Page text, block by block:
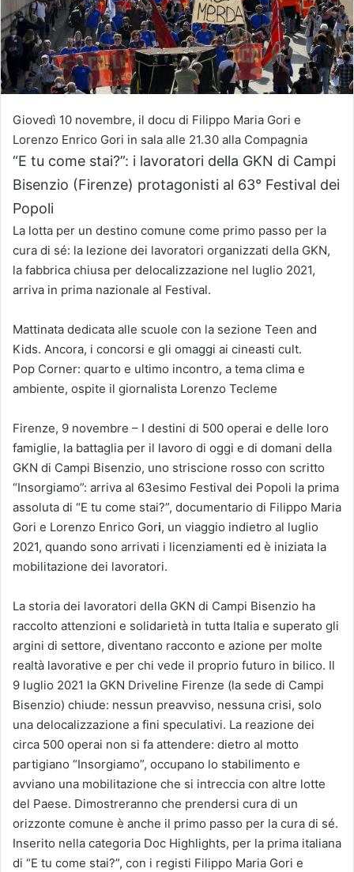
Giovedì 10 novembre, il docu di Filippo Maria Gori e
Lorenzo Enrico Gori in sala alle 21.30 alla Compagnia
“E tu come stai?”: i lavoratori della GKN di Campi
Bisenzio (Firenze) protagonisti al 63° Festival dei
Popoli
La lotta per un destino comune come primo passo per la
cura di sé: la lezione dei lavoratori organizzati della GKN,
la fabbrica chiusa per delocalizzazione nel luglio 2021,
arriva in prima nazionale al Festival.
Mattinata dedicata alle scuole con la sezione Teen and
Kids. Ancora, i concorsi e gli omaggi ai cineasti cult.
Pop Corner: quarto e ultimo incontro, a tema clima e
ambiente, ospite il giornalista Lorenzo Tecleme
Firenze, 9 novembre – I destini di 500 operai e delle loro
famiglie, la battaglia per il lavoro di oggi e di domani della
GKN di Campi Bisenzio, uno striscione rosso con scritto
“Insorgiamo”: arriva al 63esimo Festival dei Popoli la prima
assoluta di “E tu come stai?”, documentario di Filippo Maria
Gori e Lorenzo Enrico Gori, un viaggio indietro al luglio
2021, quando sono arrivati i licenziamenti ed è iniziata la
mobilitazione dei lavoratori.
La storia dei lavoratori della GKN di Campi Bisenzio ha
raccolto attenzioni e solidarietà in tutta Italia e superato gli
argini di settore, diventano racconto e azione per molte
realtà lavorative e per chi vede il proprio futuro in bilico. Il
9 luglio 2021 la GKN Driveline Firenze (la sede di Campi
Bisenzio) chiude: nessun preavviso, nessuna crisi, solo
una delocalizzazione a fini speculativi. La reazione dei
circa 500 operai non si fa attendere: dietro al motto
partigiano “Insorgiamo”, occupano lo stabilimento e
avviano una mobilitazione che si intreccia con altre lotte
del Paese. Dimostreranno che prendersi cura di un
orizzonte comune è anche il primo passo per la cura di sé.
Inserito nella categoria Doc Highlights, per la prima italiana
di “E tu come stai?”, con i registi Filippo Maria Gori e